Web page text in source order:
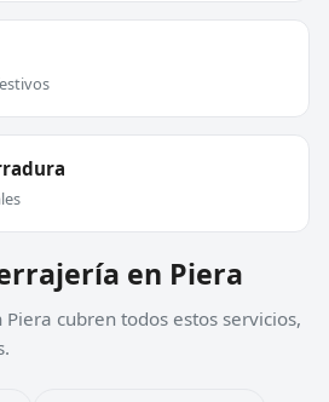
en Piera
cubren todos estos servicios,